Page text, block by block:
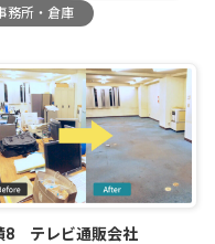
務所・倉庫
8 テレビ通販会社